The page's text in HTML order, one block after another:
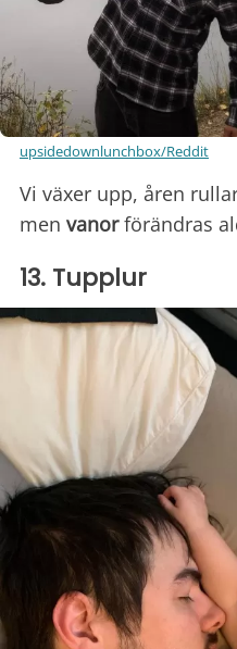
upsidedownlunchbox/Reddit
Vi växer upp, åren
men vanorförändras
13. Tupplur